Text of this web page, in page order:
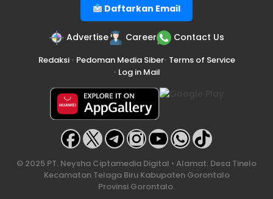
Daftarkan Email
Advertise Career Contact Us
Redaksi• Pedoman Media Siber• Terms of Service
• Log in Mail
© 2025 PT. Neysha Ciptamedia Digital • Alamat: Desa Tinelo
Kecamatan Telaga Biru Kabupaten Gorontalo
Provinsi Gorontalo.